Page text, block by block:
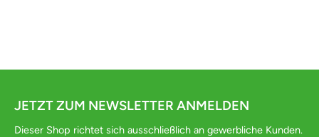
JETZT ZUM NEWSLETTER ANMELDEN
Dieser Shop richtet sich ausschließlich an gewerbliche Kunden.